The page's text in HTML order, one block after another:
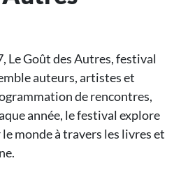
Le Goût des Autres, festival
auteurs, artistes et
de rencontres,
année, le festival explore
monde à travers les livres et